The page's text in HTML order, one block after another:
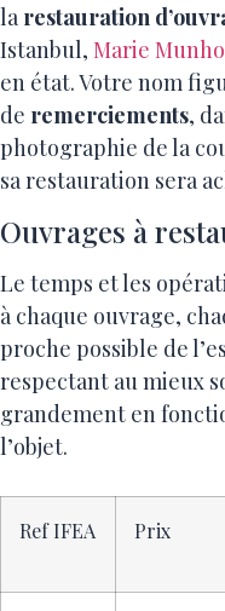
la restauration
Istanbul, Marie
en état. Votre nom
de remerciements,
photographie de la
sa restauration sera
Ouvrages à
Le temps et les
à chaque ouvrage,
proche possible de
respectant au mieux
grandement en
l’objet.
Ref IFEA Prix